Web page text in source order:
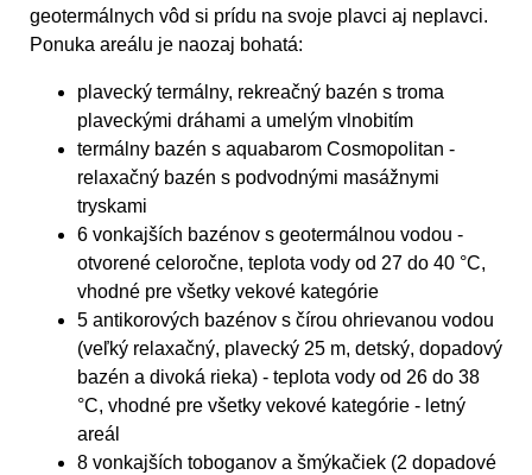
geotermálnych vôd si prídu na svoje plavci aj neplavci.
Ponuka areálu je naozaj bohatá:
plavecký termálny, rekreačný bazén s troma
plaveckými dráhami a umelým vlnobitím
termálny bazén s aquabarom Cosmopolitan -
relaxačný bazén s podvodnými masážnymi
tryskami
6 vonkajších bazénov s geotermálnou vodou -
otvorené celoročne, teplota vody od 27 do 40 °C,
vhodné pre všetky vekové kategórie
5 antikorových bazénov s čírou ohrievanou vodou
(veľký relaxačný, plavecký 25 m, detský, dopadový
bazén a divoká rieka) - teplota vody od 26 do 38
°C, vhodné pre všetky vekové kategórie - letný
areál
8 vonkajších toboganov a šmýkačiek (2 dopadové